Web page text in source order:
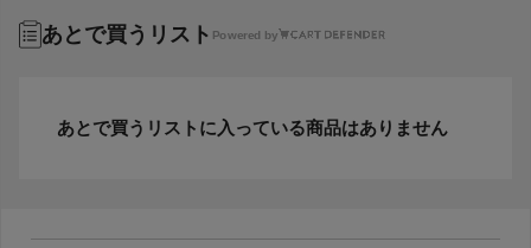
あとで買うリスト Powered by
あとで買うリストに入っている商品はありません